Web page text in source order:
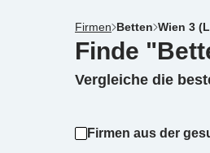
Firmen Betten Wien 3
Finde
Vergleiche die
Firmen aus der